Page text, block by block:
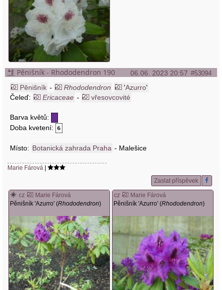
06.06. 2023 20:57 #53094
Pěnišník - Rhododendron 190
Pěnišník - Rhododendron 'Azurro'
Čeleď:
Ericaceae - vřesovcovité
Barva květů:
Doba kvetení:
Místo: Botanická zahrada Praha - Malešice
Marie Fárová
Zaslat příspěvek
cz
Marie Fárová
Pěnišník 'Azurro' (Rhododendron)
cz
Marie Fárová
Pěnišník 'Azurro' (Rhododendron)